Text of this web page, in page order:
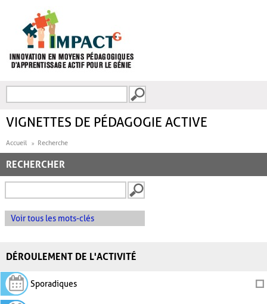
FORMULAIRE DE
VIGNETTES DE PÉDAGOGIE ACTIVE
Accueil Recherche
RECHERCHER
Voir tous les mots-clés
DÉROULEMENT DE L'ACTIVITÉ
Sporadiques